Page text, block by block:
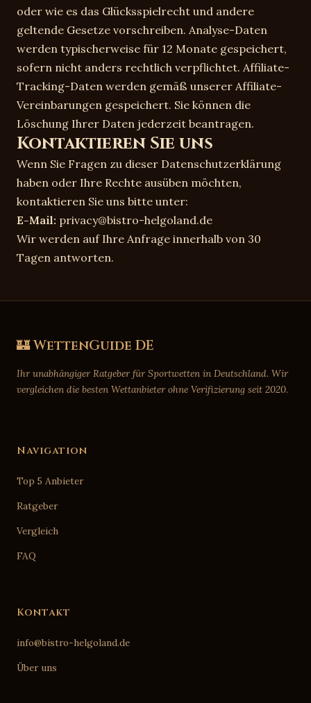
oder wie es das Glücksspielrecht und andere
geltende Gesetze vorschreiben. Analyse-Daten
werden typischerweise für 12 Monate gespeichert,
sofern nicht anders rechtlich verpflichtet. Affiliate-
Tracking-Daten werden gemäß unserer Affiliate-
Vereinbarungen gespeichert. Sie können die
Löschung Ihrer Daten jederzeit beantragen.
Kontaktieren Sie uns
Wenn Sie Fragen zu dieser Datenschutzerklärung
haben oder Ihre Rechte ausüben möchten,
kontaktieren Sie uns bitte unter:
E-Mail: privacy@bistro-helgoland.de
Wir werden auf Ihre Anfrage innerhalb von 30
Tagen antworten.
🏰 WettenGuide DE
Ihr unabhängiger Ratgeber für Sportwetten in Deutschland. Wir
vergleichen die besten Wettanbieter ohne Verifizierung seit 2020.
Navigation
Top 5 Anbieter
Ratgeber
Vergleich
FAQ
Kontakt
info@bistro-helgoland.de
Über uns